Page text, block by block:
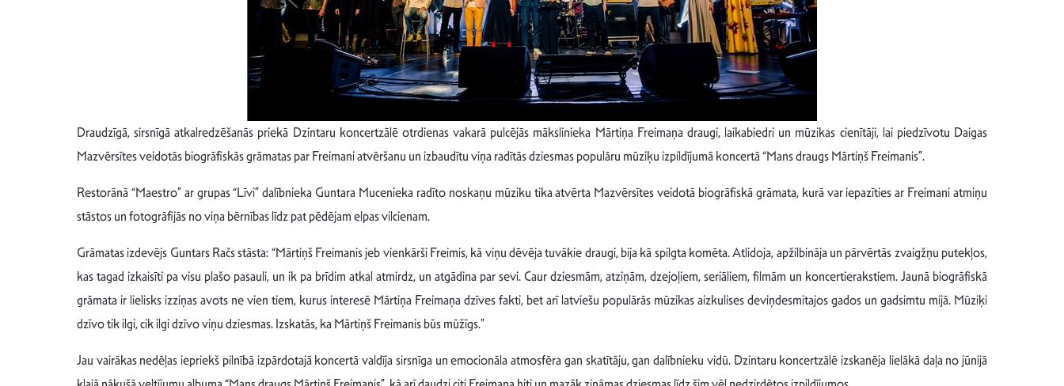
Draudzīgā, sirsnīgā atkalredzēšanās priekā Dzintaru koncertzālē otrdienas vakarā pulcējās mākslinieka Mārtiņa Freimaņa draugi, laikabiedri un mūzikas cienītāji, lai piedzīvotu Daigas
Mazvērsītes veidotās biogrāfiskās grāmatas par Freimani atvēršanu un izbaudītu viņa radītās dziesmas populāru mūziķu izpildījumā koncertā “Mans draugs Mārtiņš Freimanis”.
Restorānā “Maestro” ar grupas “Līvi” dalībnieka Guntara Mucenieka radīto noskaņu mūziku tika atvērta Mazvērsītes veidotā biogrāfiskā grāmata, kurā var iepazīties ar Freimani atmiņu
stāstos un fotogrāfijās no viņa bērnības līdz pat pēdējam elpas vilcienam.
Grāmatas izdevējs Guntars Račs stāsta: “Mārtiņš Freimanis jeb vienkārši Freimis, kā viņu dēvēja tuvākie draugi, bija kā spilgta komēta. Atlidoja, apžilbināja un pārvērtās zvaigžņu putekļos,
kas tagad izkaisīti pa visu plašo pasauli, un ik pa brīdim atkal atmirdz, un atgādina par sevi. Caur dziesmām, atziņām, dzejoļiem, seriāliem, filmām un koncertierakstiem. Jaunā biogrāfiskā
grāmata ir lielisks izziņas avots ne vien tiem, kurus interesē Mārtiņa Freimaņa dzīves fakti, bet arī latviešu populārās mūzikas aizkulises deviņdesmitajos gados un gadsimtu mijā. Mūziķi
dzīvo tik ilgi, cik ilgi dzīvo viņu dziesmas. Izskatās, ka Mārtiņš Freimanis būs mūžīgs.”
Jau vairākas nedēļas iepriekš pilnībā izpārdotajā koncertā valdīja sirsnīga un emocionāla atmosfēra gan skatītāju, gan dalībnieku vidū. Dzintaru koncertzālē izskanēja lielākā daļa no jūnijā